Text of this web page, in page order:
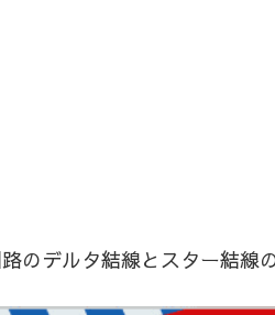
のデルタ結線とスター結線